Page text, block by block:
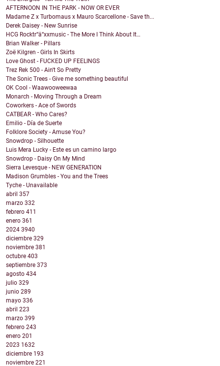
AFTERNOON IN THE PARK - NOW OR EVER
Madame Z x Turbomaus x Mauro Scarcellone - Save th...
Derek Daisey - New Sunrise
HCG Rocktr“ä“xxmusic - The More I Think About It…
Brian Walker - Pillars
Zoë Kilgren - Girls In Skirts
Love Ghost - FUCKED UP FEELINGS
Trez Rek 500 - Ain't So Pretty
The Sonic Trees - Give me something beautiful
OK Cool - Waawooweewaa
Monarch - Moving Through a Dream
Coworkers - Ace of Swords
CATBEAR - Who Cares?
Emilio - Día de Suerte
Folklore Society - Amuse You?
Snowdrop - Silhouette
Luis Mera Lucky - Este es un camino largo
Snowdrop - Daisy On My Mind
Sierra Levesque - NEW GENERATION
Madison Grumbles - You and the Trees
Tyche - Unavailable
abril 357
marzo 332
febrero 411
enero 361
2024 3940
diciembre 329
noviembre 381
octubre 403
septiembre 373
agosto 434
julio 329
junio 289
mayo 336
abril 223
marzo 399
febrero 243
enero 201
2023 1632
diciembre 193
noviembre 221